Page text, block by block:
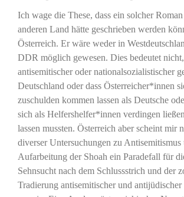
Ich wage die These, dass ein solcher
anderen Land hätte geschrieben werden
Österreich. Er wäre weder in
DDR möglich gewesen. Dies bedeutet
antisemitischer oder nationalsozialistischer
Deutschland oder dass Österreicher*innen
zuschulden kommen lassen als Deutsche
sich als Helfershelfer*innen verdingen
lassen mussten. Österreich aber scheint mir
diverser Untersuchungen zu Antisemitismus
Aufarbeitung der Shoah ein Paradefall für
Sehnsucht nach dem Schlussstrich und der
Tradierung antisemitischer und antijüdischer